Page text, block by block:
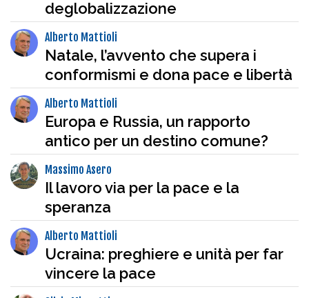
deglobalizzazione
Alberto Mattioli
Natale, l’avvento che supera i
conformismi e dona pace e libertà
Alberto Mattioli
Europa e Russia, un rapporto
antico per un destino comune?
Massimo Asero
Il lavoro via per la pace e la
speranza
Alberto Mattioli
Ucraina: preghiere e unità per far
vincere la pace